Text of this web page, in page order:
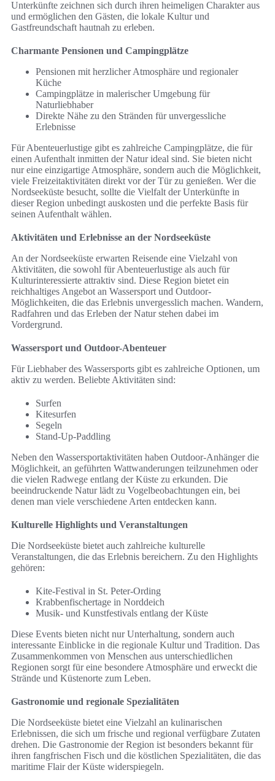
Unterkünfte zeichnen sich durch ihren heimeligen Charakter aus
und ermöglichen den Gästen, die lokale Kultur und
Gastfreundschaft hautnah zu erleben.
Charmante Pensionen und Campingplätze
Pensionen mit herzlicher Atmosphäre und regionaler
Küche
Campingplätze in malerischer Umgebung für
Naturliebhaber
Direkte Nähe zu den Stränden für unvergessliche
Erlebnisse
Für Abenteuerlustige gibt es zahlreiche Campingplätze, die für
einen Aufenthalt inmitten der Natur ideal sind. Sie bieten nicht
nur eine einzigartige Atmosphäre, sondern auch die Möglichkeit,
viele Freizeitaktivitäten direkt vor der Tür zu genießen. Wer die
Nordseeküste besucht, sollte die Vielfalt der Unterkünfte in
dieser Region unbedingt auskosten und die perfekte Basis für
seinen Aufenthalt wählen.
Aktivitäten und Erlebnisse an der Nordseeküste
An der Nordseeküste erwarten Reisende eine Vielzahl von
Aktivitäten, die sowohl für Abenteuerlustige als auch für
Kulturinteressierte attraktiv sind. Diese Region bietet ein
reichhaltiges Angebot an Wassersport und Outdoor-
Möglichkeiten, die das Erlebnis unvergesslich machen. Wandern,
Radfahren und das Erleben der Natur stehen dabei im
Vordergrund.
Wassersport und Outdoor-Abenteuer
Für Liebhaber des Wassersports gibt es zahlreiche Optionen, um
aktiv zu werden. Beliebte Aktivitäten sind:
Surfen
Kitesurfen
Segeln
Stand-Up-Paddling
Neben den Wassersportaktivitäten haben Outdoor-Anhänger die
Möglichkeit, an geführten Wattwanderungen teilzunehmen oder
die vielen Radwege entlang der Küste zu erkunden. Die
beeindruckende Natur lädt zu Vogelbeobachtungen ein, bei
denen man viele verschiedene Arten entdecken kann.
Kulturelle Highlights und Veranstaltungen
Die Nordseeküste bietet auch zahlreiche kulturelle
Veranstaltungen, die das Erlebnis bereichern. Zu den Highlights
gehören:
Kite-Festival in St. Peter-Ording
Krabbenfischertage in Norddeich
Musik- und Kunstfestivals entlang der Küste
Diese Events bieten nicht nur Unterhaltung, sondern auch
interessante Einblicke in die regionale Kultur und Tradition. Das
Zusammenkommen von Menschen aus unterschiedlichen
Regionen sorgt für eine besondere Atmosphäre und erweckt die
Strände und Küstenorte zum Leben.
Gastronomie und regionale Spezialitäten
Die Nordseeküste bietet eine Vielzahl an kulinarischen
Erlebnissen, die sich um frische und regional verfügbare Zutaten
drehen. Die Gastronomie der Region ist besonders bekannt für
ihren fangfrischen Fisch und die köstlichen Spezialitäten, die das
maritime Flair der Küste widerspiegeln.